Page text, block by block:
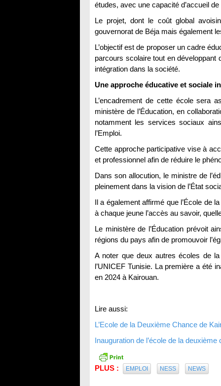
études, avec une capacité d’accueil
Le projet, dont le coût global
gouvernorat de Béja mais également
L’objectif est de proposer un cadre
parcours scolaire tout en
intégration dans la société.
Une approche éducative et sociale
L’encadrement de cette école sera
ministère de l’Éducation, en
notamment les services sociaux
l’Emploi.
Cette approche participative vise à
et professionnel afin de réduire le
Dans son allocution, le ministre de
pleinement dans la vision de l’État
Il a également affirmé que l’École de
à chaque jeune l’accès au savoir,
Le ministère de l’Éducation prévoit
régions du pays afin de promouvoir
A noter que deux autres écoles de
l’UNICEF Tunisie. La première a été
en 2024 à Kairouan.
Lire aussi:
L’Ecole de la Deuxième Chance de
Inauguration de l’école de la
PLUS : EMPLOI NESS NEWS